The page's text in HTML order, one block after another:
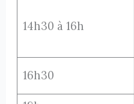
14h30 à 16h
16h30